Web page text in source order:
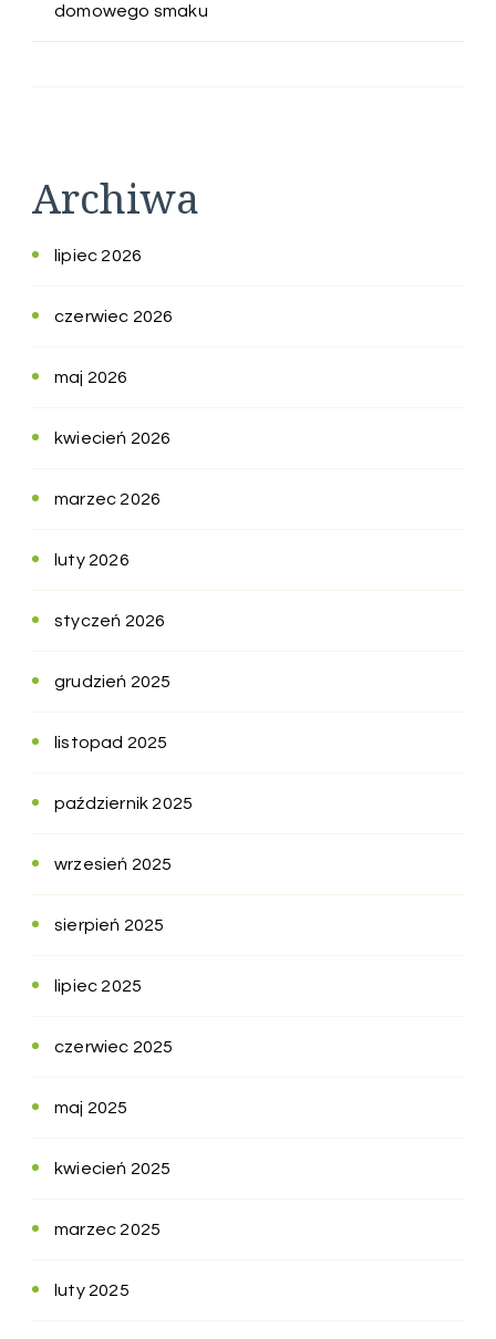
domowego smaku
Archiwa
lipiec 2026
czerwiec 2026
maj 2026
kwiecień 2026
marzec 2026
luty 2026
styczeń 2026
grudzień 2025
listopad 2025
październik 2025
wrzesień 2025
sierpień 2025
lipiec 2025
czerwiec 2025
maj 2025
kwiecień 2025
marzec 2025
luty 2025